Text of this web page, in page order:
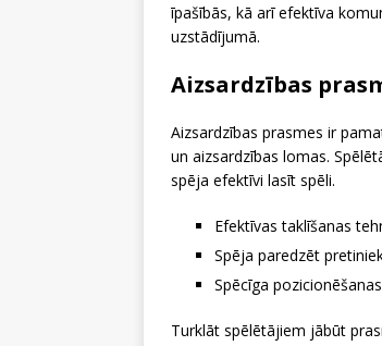
īpašībās, kā arī efektīva
uzstādījumā.
Aizsardzības
Aizsardzības prasmes ir
un aizsardzības lomas.
spēja efektīvi lasīt spēli.
Efektīvas taklīšanas
Spēja paredzēt
Spēcīga
Turklāt spēlētājiem jābūt